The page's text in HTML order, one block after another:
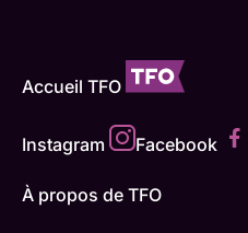
Accueil TFO
Instagram Facebook
À propos de TFO